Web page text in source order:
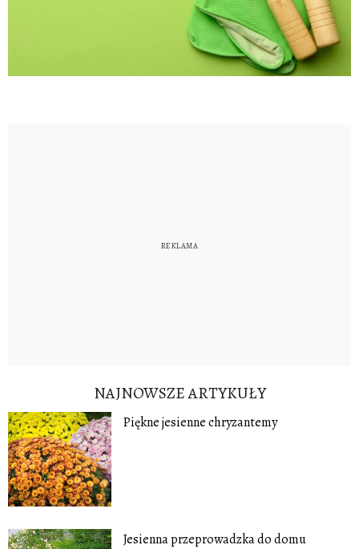
NAJNOWSZE ARTYKUŁY
Piękne jesienne chryzantemy
Jesienna przeprowadzka do domu